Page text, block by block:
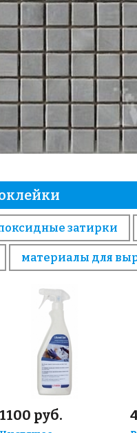
затирки
материалы для
1100 руб.